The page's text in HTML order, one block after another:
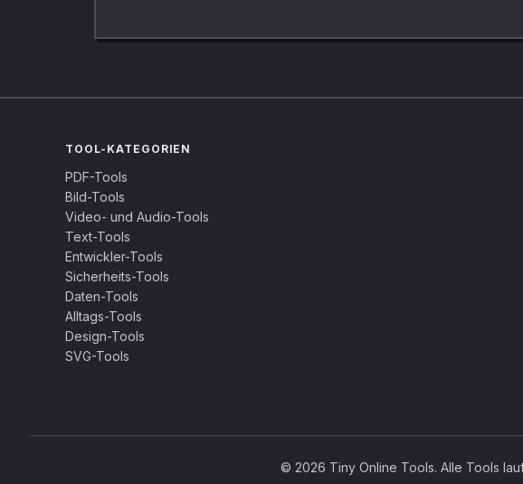
TOOL-KATEGORIEN
PDF-Tools
Bild-Tools
Video- und Audio-Tools
Text-Tools
Entwickler-Tools
Sicherheits-Tools
Daten-Tools
Alltags-Tools
Design-Tools
SVG-Tools
© 2026 Tiny Online Tools. Alle Tools